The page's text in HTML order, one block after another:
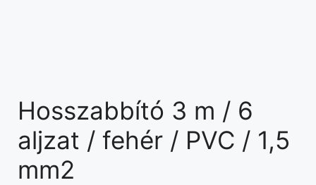
Hosszabbító 3 m / 6
aljzat / fehér / PVC / 1,5
mm2